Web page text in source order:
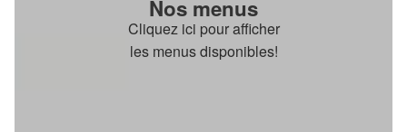
Nos menus
Cliquez ici pour afficher
les menus disponibles!